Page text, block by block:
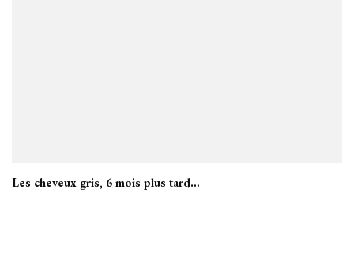
Les cheveux gris, 6 mois plus tard…